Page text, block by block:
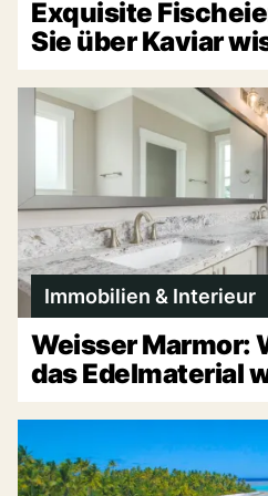
Exquisite
Sie über Kaviar
Immobilien & Interieur
Weisser Marmor:
das Edelmaterial